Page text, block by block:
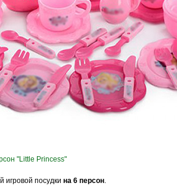
"Little Princess"
игровой посудки на 6 персон.